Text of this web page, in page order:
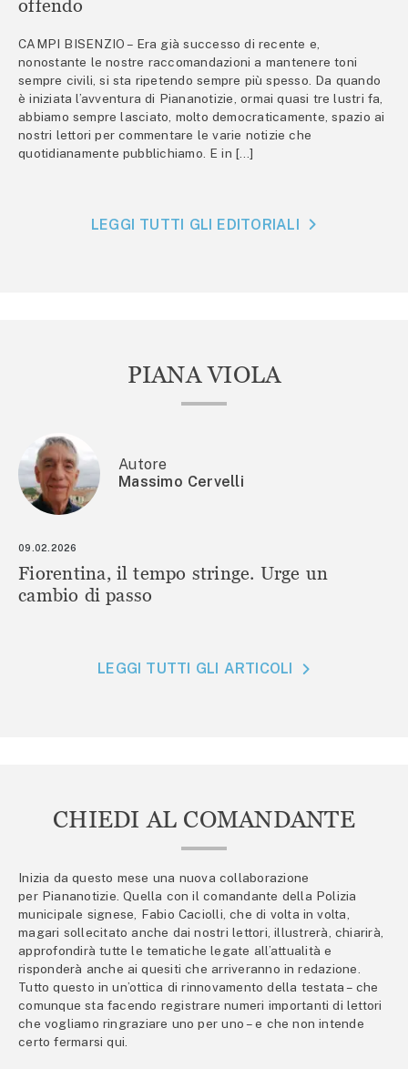
offendo
CAMPI BISENZIO – Era già successo di recente e,
nonostante le nostre raccomandazioni a mantenere toni
sempre civili, si sta ripetendo sempre più spesso. Da quando
è iniziata l’avventura di Piananotizie, ormai quasi tre lustri fa,
abbiamo sempre lasciato, molto democraticamente, spazio ai
nostri lettori per commentare le varie notizie che
quotidianamente pubblichiamo. E in […]
LEGGI TUTTI GLI EDITORIALI
PIANA VIOLA
Autore
Massimo Cervelli
09.02.2026
Fiorentina, il tempo stringe. Urge un
cambio di passo
LEGGI TUTTI GLI ARTICOLI
CHIEDI AL COMANDANTE
Inizia da questo mese una nuova collaborazione
per Piananotizie. Quella con il comandante della Polizia
municipale signese, Fabio Caciolli, che di volta in volta,
magari sollecitato anche dai nostri lettori, illustrerà, chiarirà,
approfondirà tutte le tematiche legate all’attualità e
risponderà anche ai quesiti che arriveranno in redazione.
Tutto questo in un’ottica di rinnovamento della testata – che
comunque sta facendo registrare numeri importanti di lettori
che vogliamo ringraziare uno per uno – e che non intende
certo fermarsi qui.